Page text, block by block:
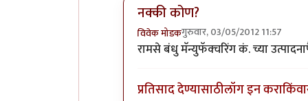
नक्की कोण?
विवेक मोडकगुरुवार, 03/05/2012 11:57
In reply toरामसे बंधु.byपरिकथेतील
रामसे बंधु मॅन्युफॅक्चरिंग कं. च्या
प्रतिसाद देण्यासाठीलॉग इन कराकिंवा